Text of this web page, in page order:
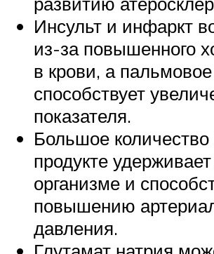
Инсульт и инфаркт
из-за повышенного
в крови, а
способствует
показателя.
Большое количество
продукте
организме и
повышению
давления.